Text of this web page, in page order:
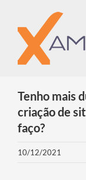
conteúdo
Tenho mais
criação de
faço?
10/12/2021